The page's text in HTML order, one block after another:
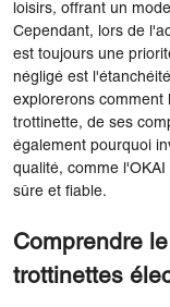
loisirs, offrant un
Cependant, lors de
est toujours une
négligé est
explorerons comment
trottinette, de ses
également pourquoi
qualité, comme l'OKAI
sûre et fiable.
Comprendre
trottinettes